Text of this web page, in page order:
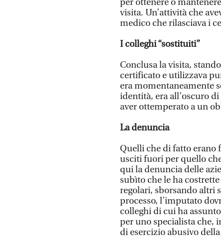
visita. Un’attività che
medico che rilasciava i
I colleghi “sostituiti”
Conclusa la visita,
certificato e utilizzava
era momentaneamente
identità, era all’oscuro
aver ottemperato a un
La denuncia
Quelli che di fatto erano
usciti fuori per quello
qui la denuncia delle
subìto che le ha
regolari, sborsando altri
processo, l’imputato
colleghi di cui ha
per uno specialista che,
di esercizio abusivo